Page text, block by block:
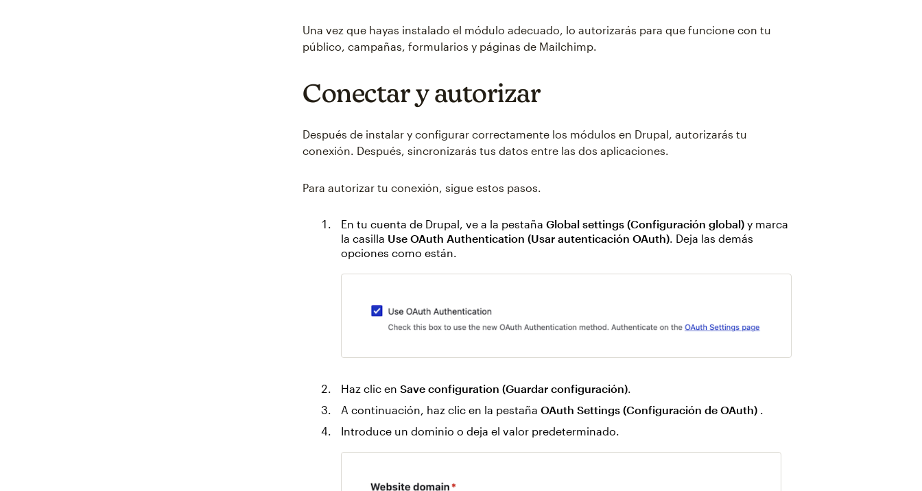
Una vez que hayas instalado el módulo adecuado, lo autorizarás para que funcione con tu
público, campañas, formularios y páginas de Mailchimp.
Conectar y autorizar
Después de instalar y configurar correctamente los módulos en Drupal, autorizarás tu
conexión. Después, sincronizarás tus datos entre las dos aplicaciones.
Para autorizar tu conexión, sigue estos pasos.
En tu cuenta de Drupal, ve a la pestañaGlobal settings (Configuración global) y marca
la casilla Use OAuth Authentication (Usar autenticación OAuth). Deja las demás
opciones como están.
Haz clic enSave configuration (Guardar configuración)
A continuación, haz clic en la pestañaOAuth Settings (Configuración de OAuth)
Introduce un dominio o deja el valor predeterminado.